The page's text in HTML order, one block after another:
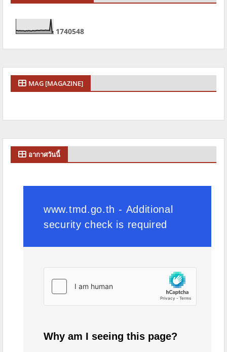
1740548
MAG [MAGAZINE]
อากาศวันนี้